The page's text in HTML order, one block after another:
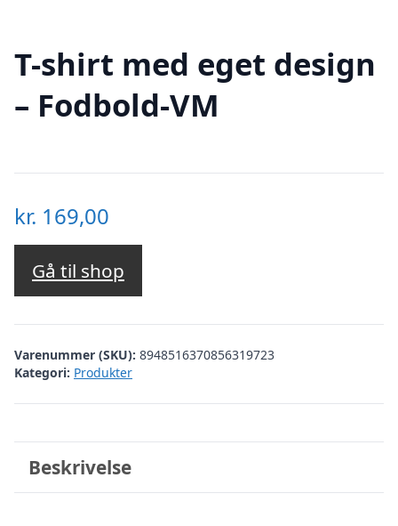
T-shirt med eget design
– Fodbold-VM
kr. 169,00
Gå til shop
Varenummer (SKU): 8948516370856319723
Kategori: Produkter
Beskrivelse